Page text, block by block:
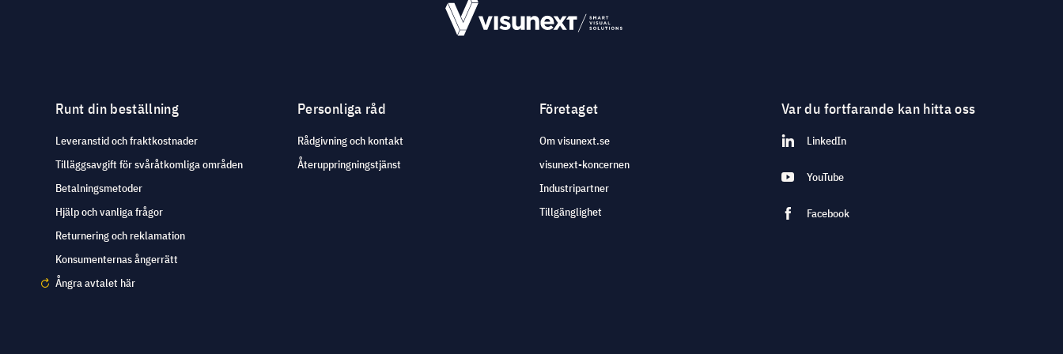
Runt din beställning
Leveranstid och fraktkostnader
Tilläggsavgift för svåråtkomliga områden
Betalningsmetoder
Hjälp och vanliga frågor
Returnering och reklamation
Konsumenternas ångerrätt
Ångra avtalet här
Personliga råd
Rådgivning och kontakt
Återuppringningstjänst
Företaget
Om visunext.se
visunext-koncernen
Industripartner
Tillgänglighet
Var du fortfarande kan hitta oss
LinkedIn
YouTube
Facebook